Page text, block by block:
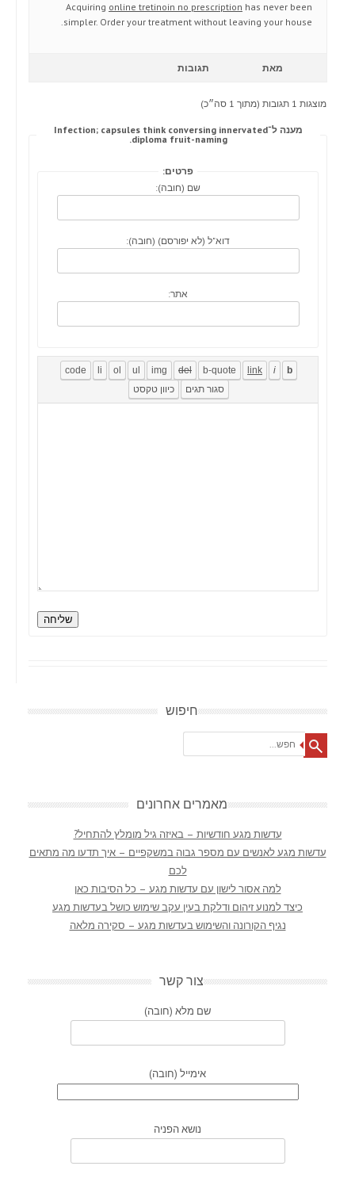
Acquiring online tretinoin no prescription has never been
simpler. Order your treatment without leaving your house.
מאת תגובות
מוצגות 1 תגובות (מתוך 1 סה״כ)
מענה ל־Infection; capsules think conversing innervated
diploma fruit-naming.
פרטים:
שם (חובה):
דוא"ל (לא יפורסם) (חובה):
אתר:
שליחה
חיפוש
מאמרים אחרונים
עדשות מגע חודשיות – באיזה גיל מומלץ להתחיל?
עדשות מגע לאנשים עם מספר גבוה במשקפיים – איך תדעו מה מתאים
לכם
למה אסור לישון עם עדשות מגע – כל הסיבות כאן
כיצד למנוע זיהום ודלקת בעין עקב שימוש כושל בעדשות מגע
נגיף הקורונה והשימוש בעדשות מגע – סקירה מלאה
צור קשר
שם מלא (חובה)
אימייל (חובה)
נושא הפניה